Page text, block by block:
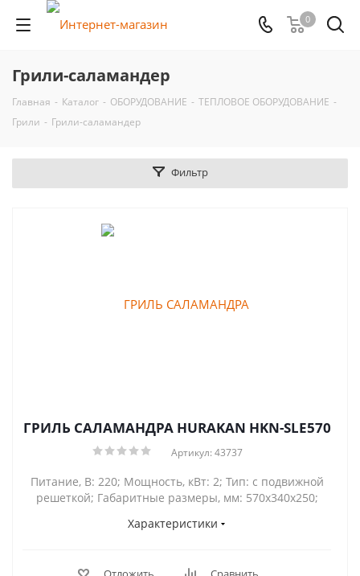
0
Грили-саламандер
Главная - Каталог - ОБОРУДОВАНИЕ - ТЕПЛОВОЕ ОБОРУДОВАНИЕ -
Грили - Грили-саламандер
Фильтр
ГРИЛЬ САЛАМАНДРА HURAKAN HKN-SLE570
Артикул: 43737
Питание, В: 220; Мощность, кВт: 2; Тип: с подвижной
решеткой; Габаритные размеры, мм: 570х340х250;
Характеристики